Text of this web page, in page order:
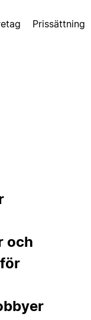
Prissättning
och